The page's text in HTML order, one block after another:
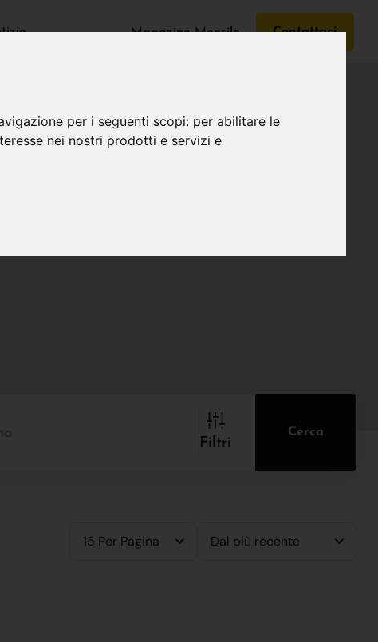
per i seguenti scopi: per abilitare le
nei nostri prodotti e servizi e
Magazine Mensile Contattaci
Filtri
Cerca
15 Per Pagina Dal più recente